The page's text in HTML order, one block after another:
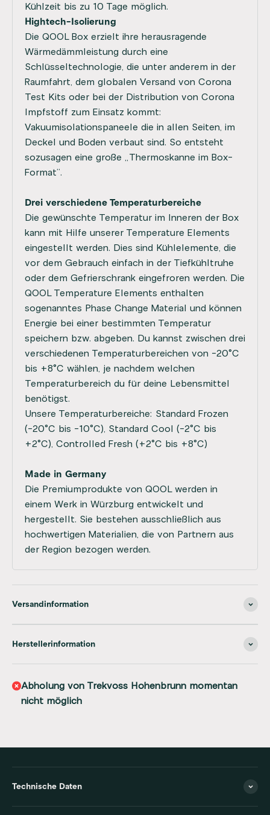
Kühlzeit bis zu 10 Tage möglich.
Hightech-Isolierung
Die QOOL Box erzielt ihre herausragende
Wärmedämmleistung durch eine
Schlüsseltechnologie, die unter anderem in der
Raumfahrt, dem globalen Versand von Corona
Test Kits oder bei der Distribution von Corona
Impfstoff zum Einsatz kommt:
Vakuumisolationspaneele die in allen Seiten, im
Deckel und Boden verbaut sind. So entsteht
sozusagen eine große „Thermoskanne im Box-
Format“.
Drei verschiedene Temperaturbereiche
Die gewünschte Temperatur im Inneren der Box
kann mit Hilfe unserer Temperature Elements
eingestellt werden. Dies sind Kühlelemente, die
vor dem Gebrauch einfach in der Tiefkühltruhe
oder dem Gefrierschrank eingefroren werden. Die
QOOL Temperature Elements enthalten
sogenanntes Phase Change Material und können
Energie bei einer bestimmten Temperatur
speichern bzw. abgeben. Du kannst zwischen drei
verschiedenen Temperaturbereichen von -20°C
bis +8°C wählen, je nachdem welchen
Temperaturbereich du für deine Lebensmittel
benötigst.
Unsere Temperaturbereiche: Standard Frozen
(-20°C bis -10°C), Standard Cool (-2°C bis
+2°C), Controlled Fresh (+2°C bis +8°C)
Made in Germany
Die Premiumprodukte von QOOL werden in
einem Werk in Würzburg entwickelt und
hergestellt. Sie bestehen ausschließlich aus
hochwertigen Materialien, die von Partnern aus
der Region bezogen werden.
Versandinformation
Herstellerinformation
Abholung von Trekvoss Hohenbrunn momentan
nicht möglich
Technische Daten